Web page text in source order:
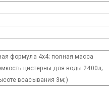
формула 4х4; полная масса
цистерны для воды 2400л;
всасывания 3м;)